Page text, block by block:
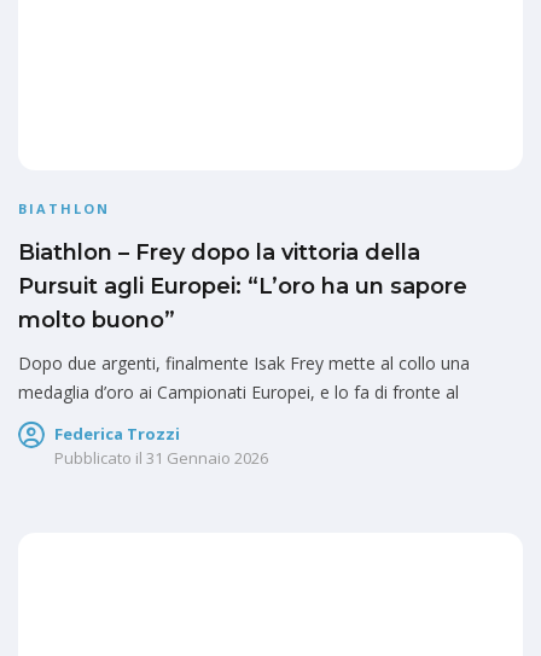
BIATHLON
Biathlon – Frey dopo la vittoria della
Pursuit agli Europei: “L’oro ha un sapore
molto buono”
Dopo due argenti, finalmente Isak Frey mette al collo una
medaglia d’oro ai Campionati Europei, e lo fa di fronte al
Federica Trozzi
Pubblicato il 31 Gennaio 2026